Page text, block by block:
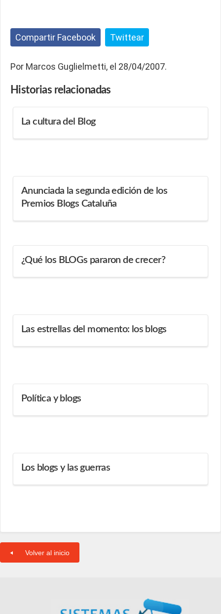
Compartir Facebook Twittear
Por Marcos Guglielmetti, el 28/04/2007.
Historias relacionadas
La cultura del Blog
Anunciada la segunda edición de los
Premios Blogs Cataluña
¿Qué los BLOGs pararon de crecer?
Las estrellas del momento: los blogs
Política y blogs
Los blogs y las guerras
Volver al inicio